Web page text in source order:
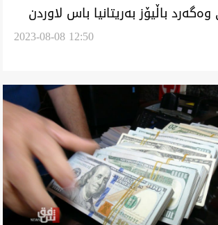
وەگەرد باڵیۆز بەریتانیا باس لاوردن
2023-08-08 12:50